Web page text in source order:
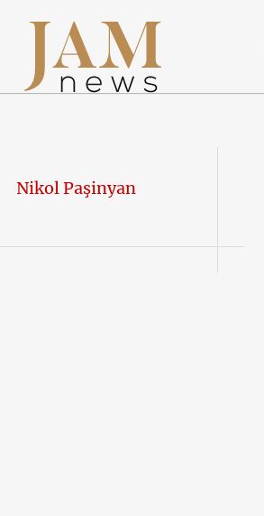
Nikol Paşinyan